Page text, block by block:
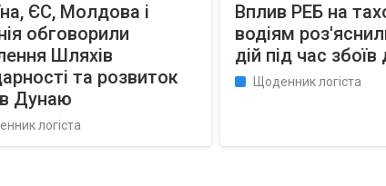
ЄС, Молдова і
обговорили
Шляхів
та розвиток
Дунаю
логіста
Вплив РЕБ на
водіям
дій під час збоїв
Щоденник логіста